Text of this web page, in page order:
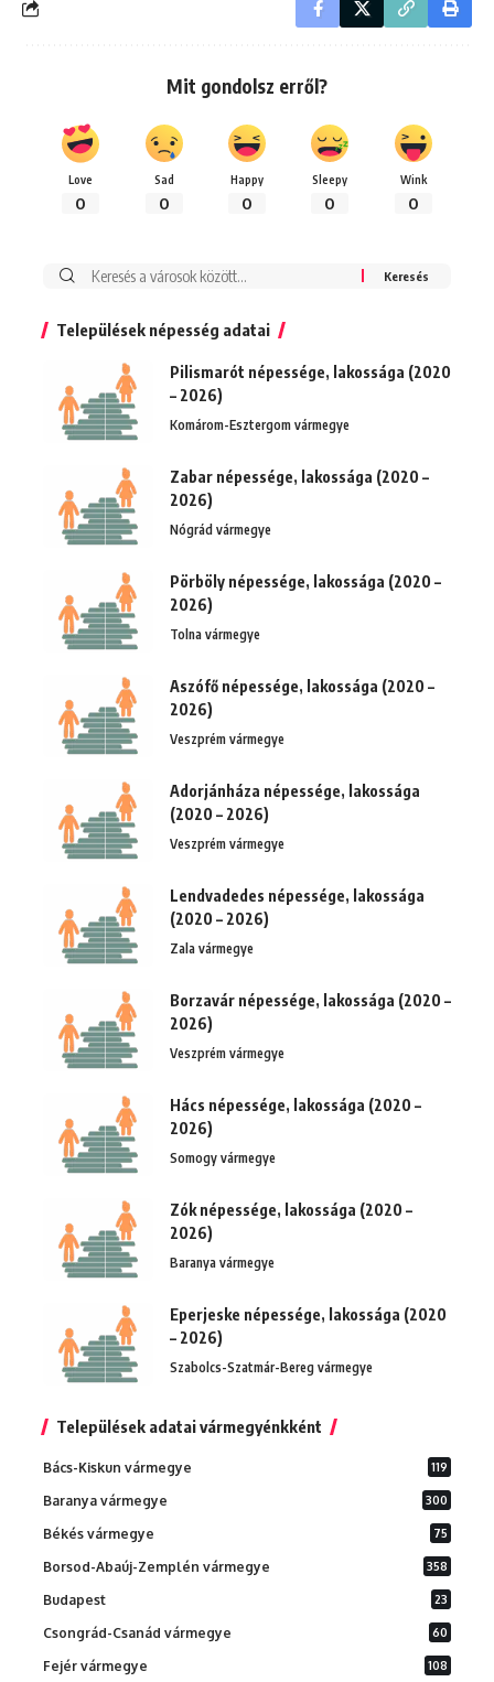
Mit gondolsz erről?
Love
0
Sad
0
Happy
0
Sleepy
0
Wink
0
Keresés:
Települések népesség adatai
Pilismarót népessége, lakossága (2020
– 2026)
Komárom-Esztergom vármegye
Zabar népessége, lakossága (2020 –
2026)
Nógrád vármegye
Pörböly népessége, lakossága (2020 –
2026)
Tolna vármegye
Aszófő népessége, lakossága (2020 –
2026)
Veszprém vármegye
Adorjánháza népessége, lakossága
(2020 – 2026)
Veszprém vármegye
Lendvadedes népessége, lakossága
(2020 – 2026)
Zala vármegye
Borzavár népessége, lakossága (2020 –
2026)
Veszprém vármegye
Hács népessége, lakossága (2020 –
2026)
Somogy vármegye
Zók népessége, lakossága (2020 –
2026)
Baranya vármegye
Eperjeske népessége, lakossága (2020
– 2026)
Szabolcs-Szatmár-Bereg vármegye
Települések adatai vármegyénkként
Bács-Kiskun vármegye 119
Baranya vármegye 300
Békés vármegye 75
Borsod-Abaúj-Zemplén vármegye 358
Budapest 23
Csongrád-Csanád vármegye 60
Fejér vármegye 108